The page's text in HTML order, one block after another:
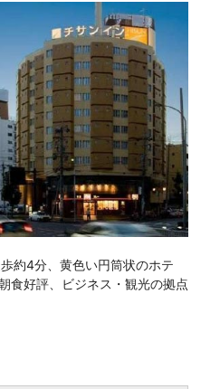
約4分、黄色い円筒状のホテ
食好評、ビジネス・観光の拠点